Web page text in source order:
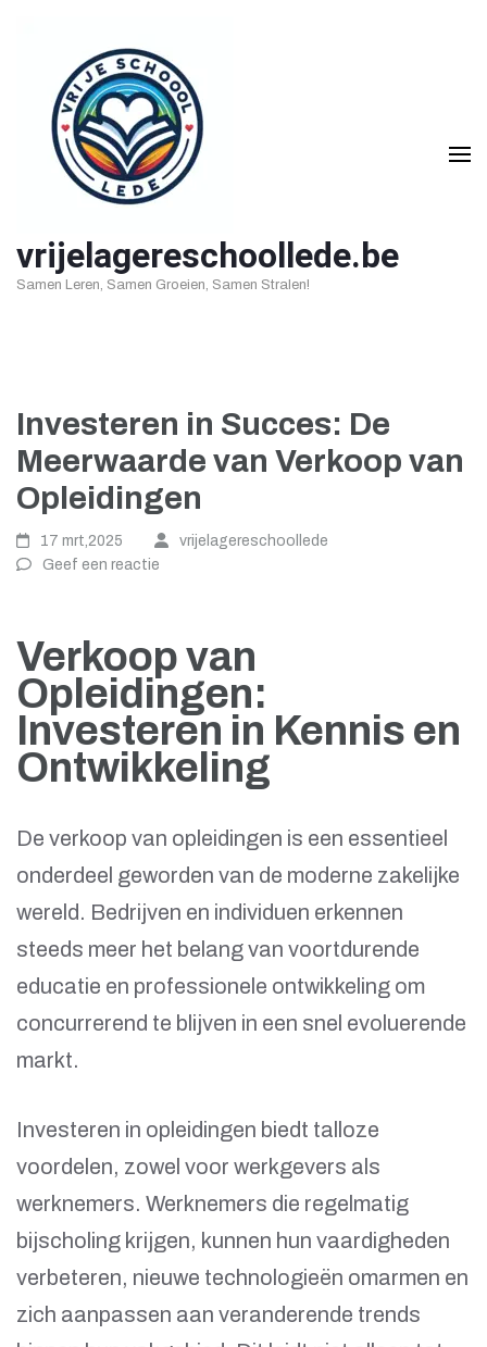
inhoud
vrijelagereschoollede.be
Samen Leren, Samen Groeien, Samen Stralen!
Investeren in Succes: De
Meerwaarde van Verkoop van
Opleidingen
17 mrt,2025
vrijelagereschoollede
Geef een reactie
Verkoop van
Opleidingen:
Investeren in Kennis en
Ontwikkeling
De verkoop van opleidingen is een essentieel
onderdeel geworden van de moderne zakelijke
wereld. Bedrijven en individuen erkennen
steeds meer het belang van voortdurende
educatie en professionele ontwikkeling om
concurrerend te blijven in een snel evoluerende
markt.
Investeren in opleidingen biedt talloze
voordelen, zowel voor werkgevers als
werknemers. Werknemers die regelmatig
bijscholing krijgen, kunnen hun vaardigheden
verbeteren, nieuwe technologieën omarmen en
zich aanpassen aan veranderende trends